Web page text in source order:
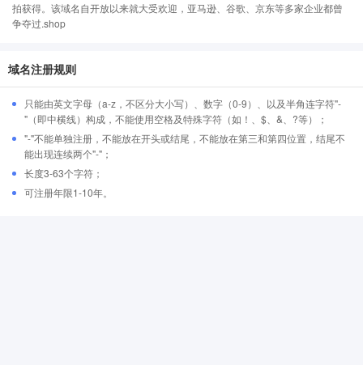
拍获得。该域名自开放以来就大受欢迎，亚马逊、谷歌、京东等多家企业都曾
争夺过.shop
域名注册规则
只能由英文字母（a-z，不区分大小写）、数字（0-9）、以及半角连字符"-
"（即中横线）构成，不能使用空格及特殊字符（如！、$、&、?等）；
"-"不能单独注册，不能放在开头或结尾，不能放在第三和第四位置，结尾不
能出现连续两个"-"；
长度3-63个字符；
可注册年限1-10年。